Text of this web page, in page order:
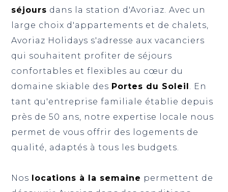
séjours dans la station d'Avoriaz. Avec un
large choix d'appartements et de chalets,
Avoriaz Holidays s'adresse aux vacanciers
qui souhaitent profiter de séjours
confortables et flexibles au cœur du
domaine skiable des Portes du Soleil. En
tant qu'entreprise familiale établie depuis
près de 50 ans, notre expertise locale nous
permet de vous offrir des logements de
qualité, adaptés à tous les budgets.
Nos locations à la semaine permettent de